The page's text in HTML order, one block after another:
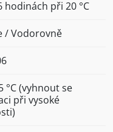
hodinách při 20 °C
/ Vodorovně
°C (vyhnout se
při vysoké